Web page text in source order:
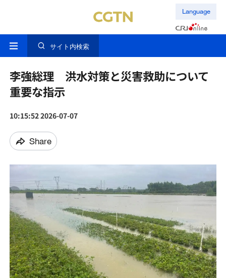
Language
サイト内検索
李強総理 洪水対策と災害救助について
重要な指示
10:15:52 2026-07-07
Share